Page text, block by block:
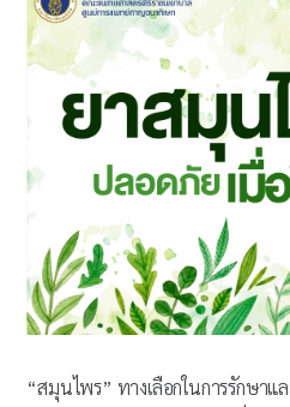
“สมุนไพร” ทางเลือกในการรักษา